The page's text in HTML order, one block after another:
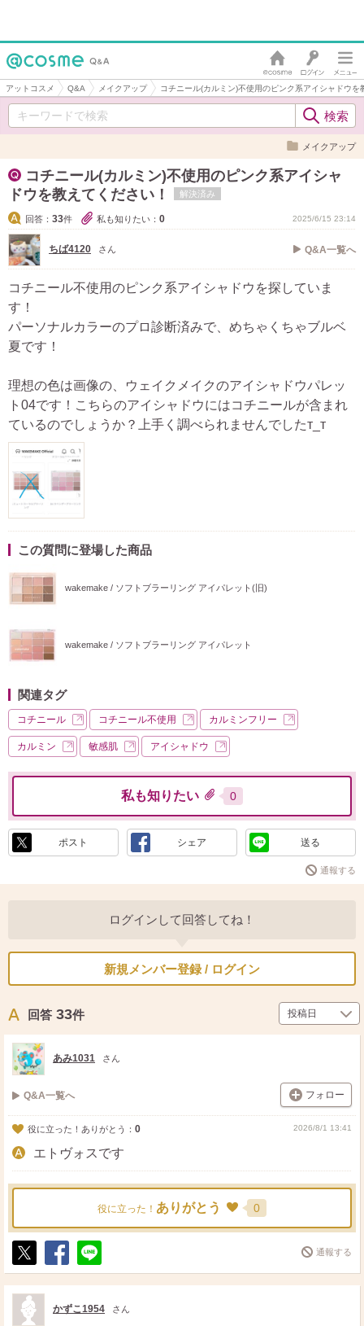
アットコスメ Q&A メイクアップ コチニール(カルミン)不使用のピンク系アイシャドウを
メイクアップ
コチニール(カルミン)不使用のピンク系アイシャ
ドウを教えてください！
解決済み
回答： 33件 私も知りたい： 0 2025/6/15 23:14
ちば4120 さん Q&A一覧へ
コチニール不使用のピンク系アイシャドウを探していま
す！
パーソナルカラーのプロ診断済みで、めちゃくちゃブルベ
夏です！
理想の色は画像の、ウェイクメイクのアイシャドウパレッ
ト04です！こちらのアイシャドウにはコチニールが含まれ
ているのでしょうか？上手く調べられませんでしたт_т
この質問に登場した商品
wakemake / ソフトブラーリング アイパレット(旧)
wakemake / ソフトブラーリング アイパレット
関連タグ
コチニール コチニール不使用 カルミンフリー
カルミン 敏感肌 アイシャドウ
私も知りたい 0
ポスト シェア 送る
通報する
ログインして回答してね！
新規メンバー登録 / ログイン
回答 33件
あみ1031 さん
Q&A一覧へ フォロー
役に立った！ありがとう： 0 2026/8/1 13:41
エトヴォスです
役に立った！ ありがとう 0
ポ
ス
ト
シ
ェ
送
る
通報する
かずこ1954 さん